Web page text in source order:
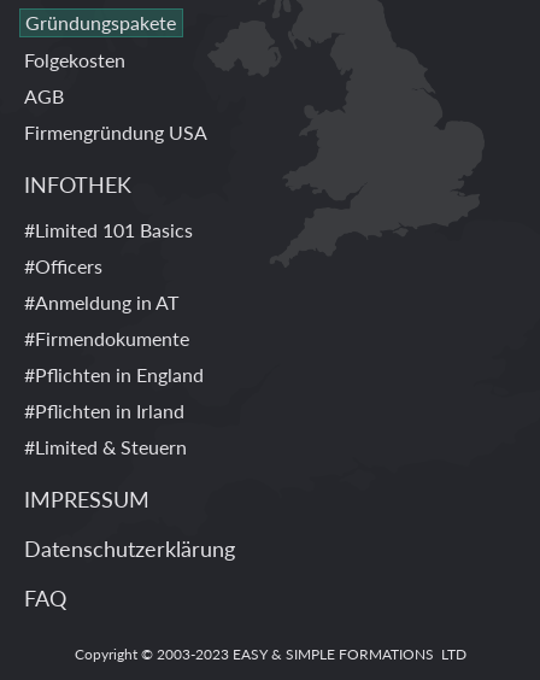
Gründungspakete
Folgekosten
AGB
Firmengründung USA
INFOTHEK
#Limited 101 Basics
#Officers
#Anmeldung in AT
#Firmendokumente
#Pflichten in England
#Pflichten in Irland
#Limited & Steuern
IMPRESSUM
Datenschutzerklärung
FAQ
Copyright © 2003-2023 EASY & SIMPLE FORMATIONS LTD